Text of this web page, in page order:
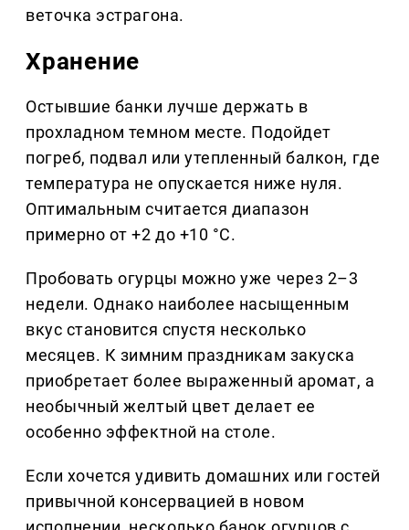
веточка эстрагона.
Хранение
Остывшие банки лучше держать в
прохладном темном месте. Подойдет
погреб, подвал или утепленный балкон, где
температура не опускается ниже нуля.
Оптимальным считается диапазон
примерно от +2 до +10 °C.
Пробовать огурцы можно уже через 2–3
недели. Однако наиболее насыщенным
вкус становится спустя несколько
месяцев. К зимним праздникам закуска
приобретает более выраженный аромат, а
необычный желтый цвет делает ее
особенно эффектной на столе.
Если хочется удивить домашних или гостей
привычной консервацией в новом